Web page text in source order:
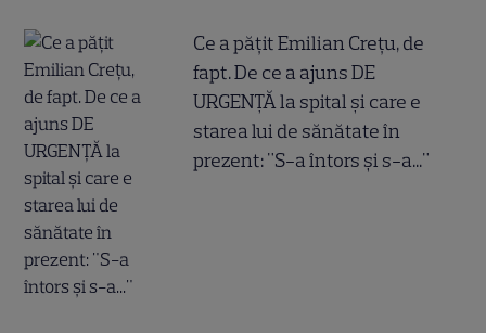
Ce a pățit Emilian Crețu, de
fapt. De ce a ajuns DE
URGENȚĂ la spital și care e
starea lui de sănătate în
prezent: "S-a întors și s-a..."